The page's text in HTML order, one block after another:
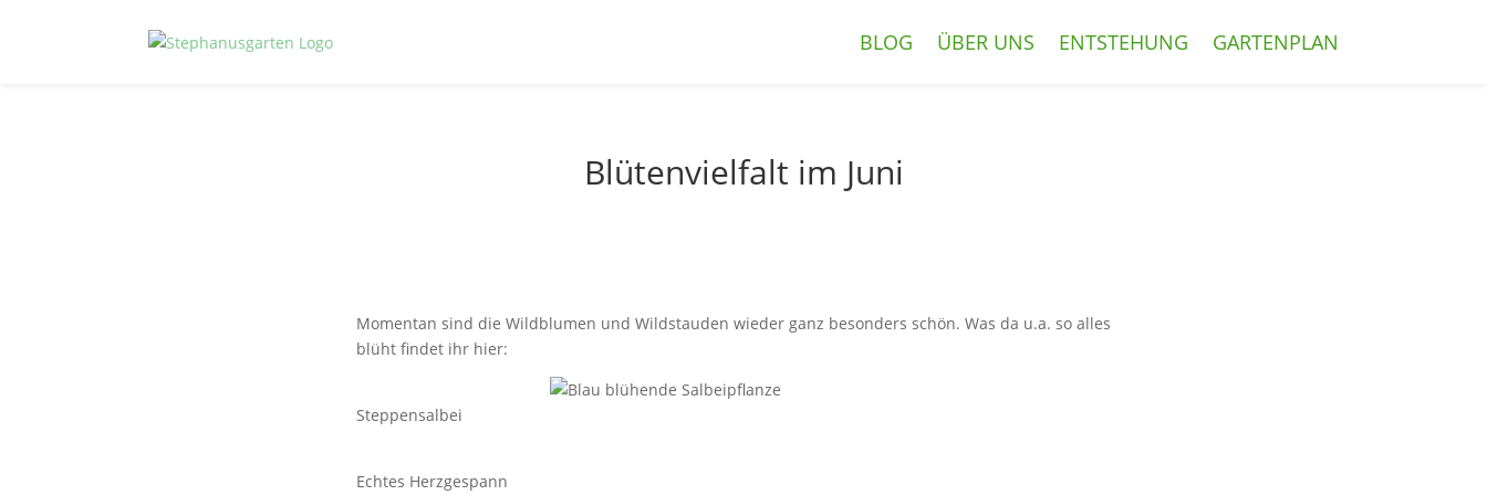
BLOG ÜBER UNS ENTSTEHUNG GARTENPLAN
Blütenvielfalt im Juni
Momentan sind die Wildblumen und Wildstauden wieder ganz besonders schön. Was da u.a. so alles
blüht findet ihr hier:
Steppensalbei
Echtes Herzgespann